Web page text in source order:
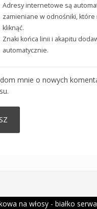
Adresy internetowe są
zamieniane w odnośniki, które
kliknąć.
Znaki końca linii i akapitu
automatycznie.
mnie o nowych
na włosy - białko